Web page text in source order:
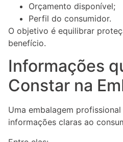
Orçamento disponível;
Perfil do consumidor.
O objetivo é equilibrar
benefício.
Informações
Constar na
Uma embalagem
informações claras ao